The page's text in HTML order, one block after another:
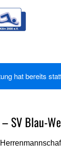
hat bereits
SV Blau-